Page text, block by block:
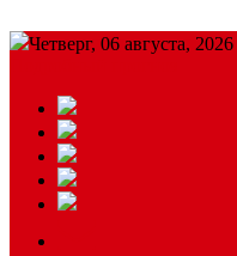
Четверг, 06 августа, 2026